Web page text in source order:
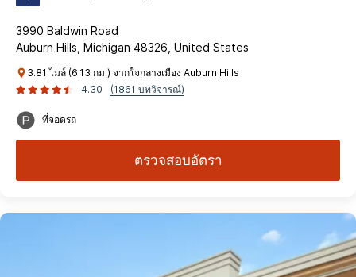
3990 Baldwin Road
Auburn Hills, Michigan 48326, United States
3.81 ไมล์ (6.13 กม.) จากใจกลางเมือง Auburn Hills
4.30
(1861 บทวิจารณ์)
ที่จอดรถ
ตรวจสอบอัตรา